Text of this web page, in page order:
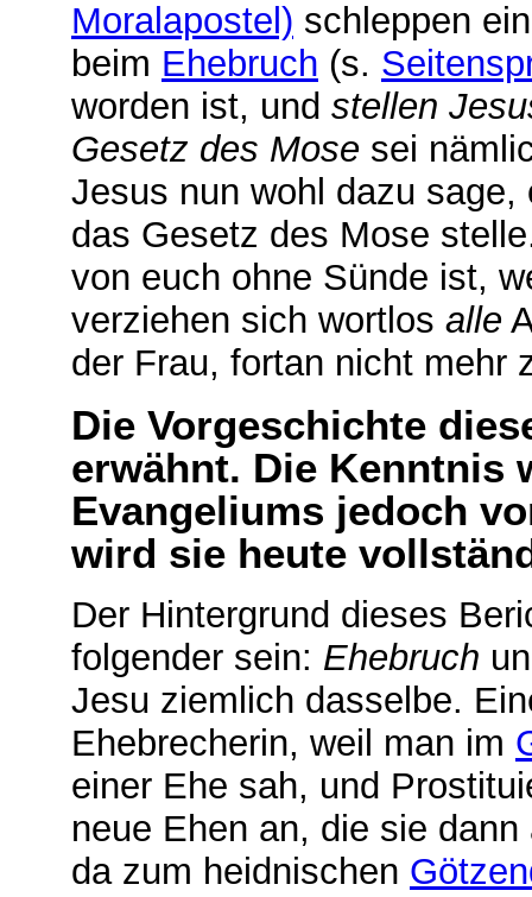
Moralapostel) schleppen
beim Ehebruch (s.
worden ist, und stellen
Gesetz des Mose sei
Jesus nun wohl dazu
das Gesetz des Mose
von euch ohne Sünde ist,
verziehen sich wortlos alle
der Frau, fortan nicht mehr
Die Vorgeschichte
erwähnt. Die Kenntnis
Evangeliums jedoch
wird sie heute
Der Hintergrund dieses
folgender sein: Ehebruch
Jesu ziemlich dasselbe.
Ehebrecherin, weil man im
einer Ehe sah, und
neue Ehen an, die sie
da zum heidnischen